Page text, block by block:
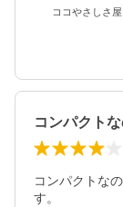
ココやさしさ屋
コンパクトな
す。